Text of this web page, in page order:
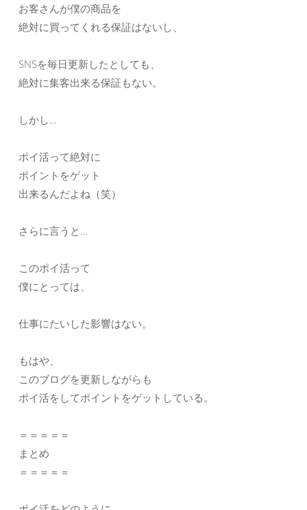
お客さんが僕の商品を
絶対に買ってくれる保証はないし、
SNSを毎日更新したとしても、
絶対に集客出来る保証もない。
しかし…
ポイ活って絶対に
ポイントをゲット
出来るんだよね（笑）
さらに言うと…
このポイ活って
僕にとっては、
仕事にたいした影響はない。
もはや、
このブログを更新しながらも
ポイ活をしてポイントをゲットしている。
＝＝＝＝＝
まとめ
＝＝＝＝＝